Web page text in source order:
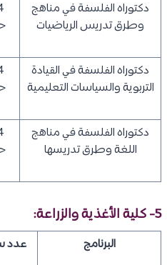
دكتوراه الفلسفة في مناهج
وطرق تدريس الرياضيات
دكتوراه الفلسفة في القيادة
التربوية والسياسات التعليمية
دكتوراه الفلسفة في مناهج
اللغة وطرق تدريسها
5- كلية الأغذية والزراعة:
البرنامج عدد